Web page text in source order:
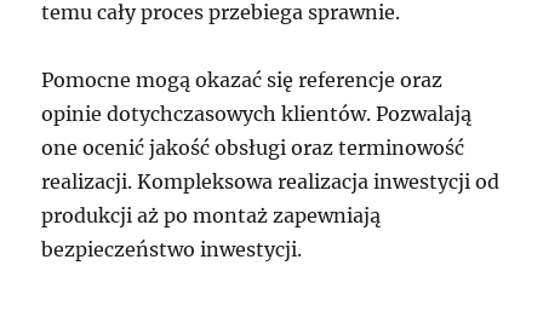
temu cały proces przebiega sprawnie.
Pomocne mogą okazać się referencje oraz
opinie dotychczasowych klientów. Pozwalają
one ocenić jakość obsługi oraz terminowość
realizacji. Kompleksowa realizacja inwestycji od
produkcji aż po montaż zapewniają
bezpieczeństwo inwestycji.